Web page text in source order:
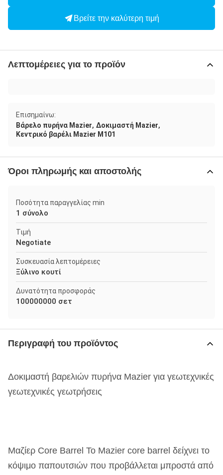
Βρείτε την καλύτερη τιμή
Λεπτομέρειες για το προϊόν
Επισημαίνω:
Βάρελο πυρήνα Mazier, Δοκιμαστή Mazier,
Κεντρικό βαρέλι Mazier M101
Όροι πληρωμής και αποστολής
Ποσότητα παραγγελίας min
1 σύνολο
Τιμή
Negotiate
Συσκευασία λεπτομέρειες
Ξύλινο κουτί
Δυνατότητα προσφοράς
100000000 σετ
Περιγραφή του προϊόντος
Δοκιμαστή βαρελιών πυρήνα Mazier για γεωτεχνικές
γεωτεχνικές γεωτρήσεις
Μαζίερ Core Barrel Το Mazier core barrel δείχνει το
κόψιμο παπουτσιών που προβάλλεται μπροστά από